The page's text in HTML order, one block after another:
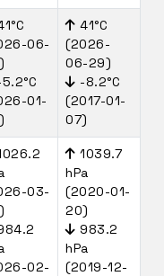
06-
01-
41°C
(2026-
06-29)
-8.2°C
(2017-01-
07)
03-
02-
1039.7
hPa
(2020-01-
20)
983.2
hPa
(2019-12-